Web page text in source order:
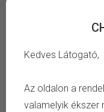
Kedves Látogató,
Az oldalon a
valamelyik ékszer
TULAJDONSÁG